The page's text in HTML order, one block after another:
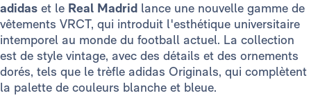
adidas et le Real Madrid lance une nouvelle gamme de
vêtements VRCT, qui introduit l'esthétique universitaire
intemporel au monde du football actuel. La collection
est de style vintage, avec des détails et des ornements
dorés, tels que le trèfle adidas Originals, qui complètent
la palette de couleurs blanche et bleue.